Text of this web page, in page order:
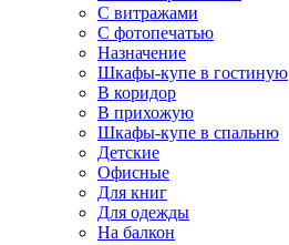
С витражами
С фотопечатью
Назначение
Шкафы-купе в гостиную
В коридор
В прихожую
Шкафы-купе в спальню
Детские
Офисные
Для книг
Для одежды
На балкон